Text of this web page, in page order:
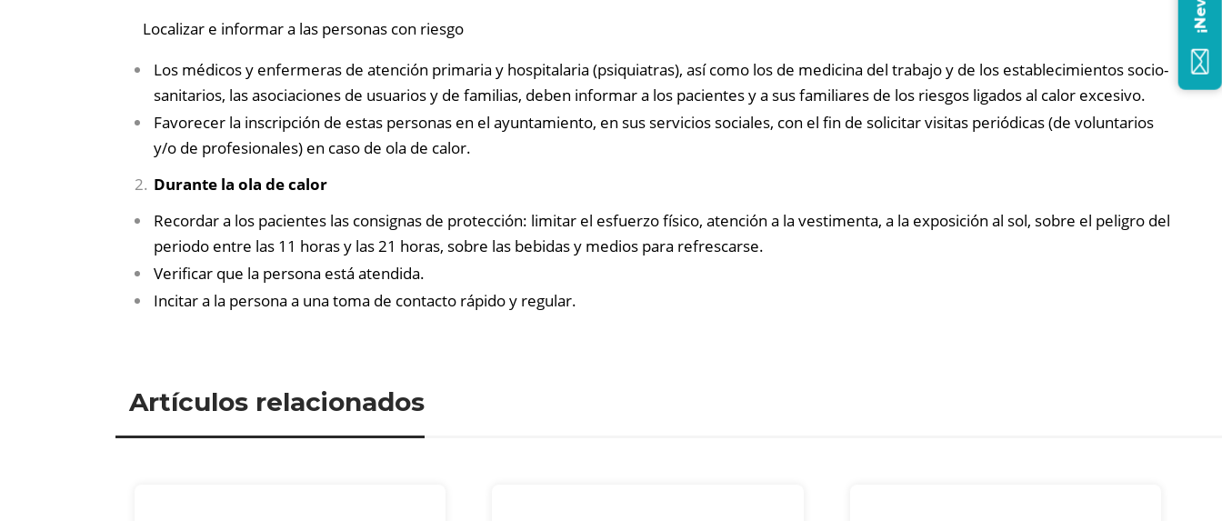
Localizar e informar a las personas con riesgo
Los médicos y enfermeras de atención primaria y hospitalaria (psiquiatras), así como los de medicina del trabajo y de los establecimientos socio-
sanitarios, las asociaciones de usuarios y de familias, deben informar a los pacientes y a sus familiares de los riesgos ligados al calor excesivo.
Favorecer la inscripción de estas personas en el ayuntamiento, en sus servicios sociales, con el fin de solicitar visitas periódicas (de voluntarios
y/o de profesionales) en caso de ola de calor.
Durante la ola de calor
Recordar a los pacientes las consignas de protección: limitar el esfuerzo físico, atención a la vestimenta, a la exposición al sol, sobre el peligro del
periodo entre las 11 horas y las 21 horas, sobre las bebidas y medios para refrescarse.
Verificar que la persona está atendida.
Incitar a la persona a una toma de contacto rápido y regular.
Artículos relacionados